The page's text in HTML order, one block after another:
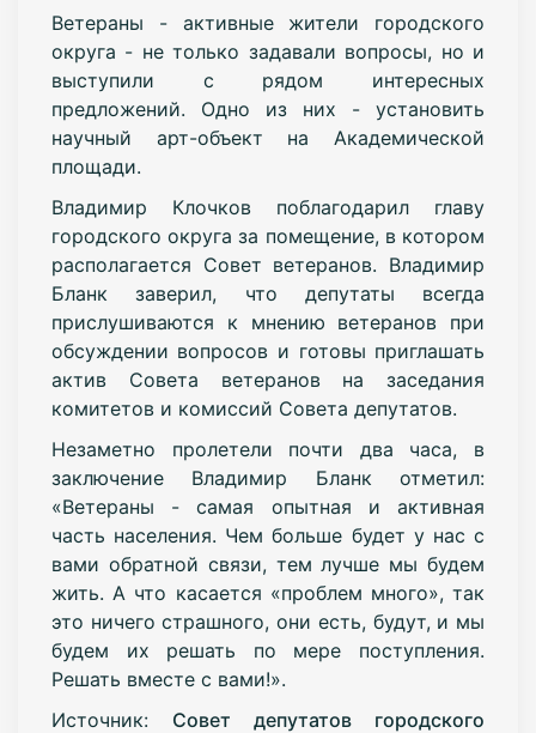
Ветераны - активные жители городского
округа - не только задавали вопросы, но и
выступили с рядом интересных
предложений. Одно из них - установить
научный арт-объект на Академической
площади.
Владимир Клочков поблагодарил главу
городского округа за помещение, в котором
располагается Совет ветеранов. Владимир
Бланк заверил, что депутаты всегда
прислушиваются к мнению ветеранов при
обсуждении вопросов и готовы приглашать
актив Совета ветеранов на заседания
комитетов и комиссий Совета депутатов.
Незаметно пролетели почти два часа, в
заключение Владимир Бланк отметил:
«Ветераны - самая опытная и активная
часть населения. Чем больше будет у нас с
вами обратной связи, тем лучше мы будем
жить. А что касается «проблем много», так
это ничего страшного, они есть, будут, и мы
будем их решать по мере поступления.
Решать вместе с вами!».
Источник: Совет депутатов городского